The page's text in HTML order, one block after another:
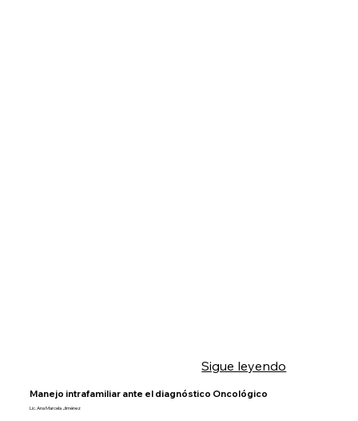
Sigue leyendo
Manejo intrafamiliar ante el diagnóstico Oncológico
Lic. Ana Marcela Jiménez